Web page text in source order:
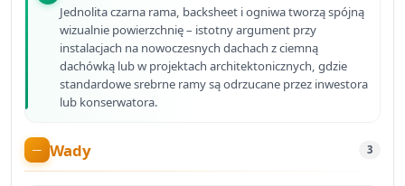
Jednolita czarna rama, backsheet i ogniwa tworzą spójną
wizualnie powierzchnię – istotny argument przy
instalacjach na nowoczesnych dachach z ciemną
dachówką lub w projektach architektonicznych, gdzie
standardowe srebrne ramy są odrzucane przez inwestora
lub konserwatora.
Wady 3